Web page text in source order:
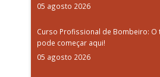
05 agosto 2026
Curso Profissional de Bombeiro: O
pode começar aqui!
05 agosto 2026